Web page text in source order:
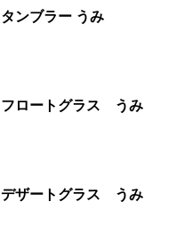
ノラネコぐんだん タンブラー うみ
ノラネコぐんだん フロートグラス うみ
ノラネコぐんだん デザートグラス うみ